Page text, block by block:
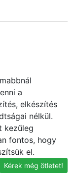
a
elkészítés
nélkül.
kezűleg
fontos, hogy
el.
Kérek még ötletet!